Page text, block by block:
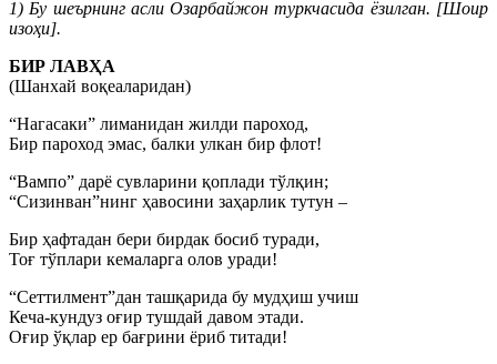
1) Бу шеърнинг асли Озарбайжон туркчасида ёзилган. [Шоир
изоҳи].
БИР ЛАВҲА
(Шанхай воқеаларидан)
“Нагасаки” лиманидан жилди пароход,
Бир пароход эмас, балки улкан бир флот!
“Вампо” дарё сувларини қоплади тўлқин;
“Сизинван”нинг ҳавосини заҳарлик тутун –
Бир ҳафтадан бери бирдак босиб туради,
Тоғ тўплари кемаларга олов уради!
“Сеттилмент”дан ташқарида бу мудҳиш учиш
Кеча-кундуз оғир тушдай давом этади.
Оғир ўқлар ер бағрини ёриб титади!